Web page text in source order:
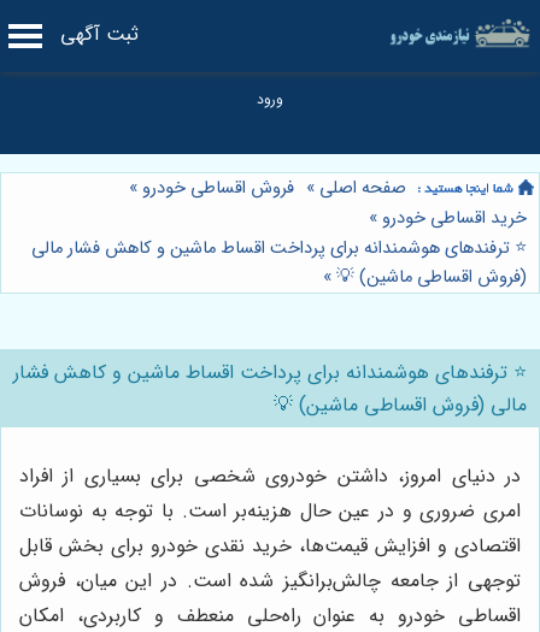
ثبت آگهی
صفحه اصلی » فروش اقساطی خودرو »
خرید اقساطی خودرو »
⭐️ ترفندهای هوشمندانه برای پرداخت اقساط ماشین و کاهش فشار مالی
(فروش اقساطی ماشین) 💡»
⭐️ ترفندهای هوشمندانه برای پرداخت اقساط ماشین و کاهش فشار
مالی (فروش اقساطی ماشین) 💡
در دنیای امروز، داشتن خودروی شخصی برای بسیاری از افراد
امری ضروری و در عین حال هزینه‌بر است. با توجه به نوسانات
اقتصادی و افزایش قیمت‌ها، خرید نقدی خودرو برای بخش قابل
توجهی از جامعه چالش‌برانگیز شده است. در این میان، فروش
اقساطی خودرو به عنوان راه‌حلی منعطف و کاربردی، امکان